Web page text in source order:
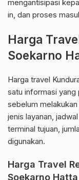
mengantisipasi
in, dan proses
Harga
Soekarno
Harga travel
satu informasi yang
sebelum
jenis layanan,
terminal tujuan,
digunakan.
Harga Travel
Soekarno Hatta